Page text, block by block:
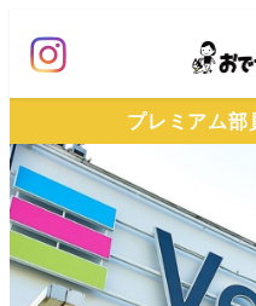
ン
ン
テ
ン
ツ
プレミアム部